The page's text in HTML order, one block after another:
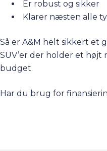
Er robust og sikker
Klarer næsten alle
Så er A&M helt sikkert et
SUV’er der holder et højt
budget.
Har du brug for